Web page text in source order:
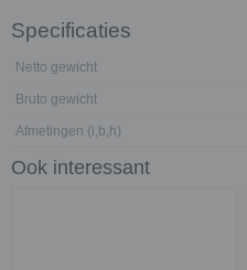
Specificaties
Netto gewicht
Bruto gewicht
Afmetingen (l,b,h)
Ook interessant